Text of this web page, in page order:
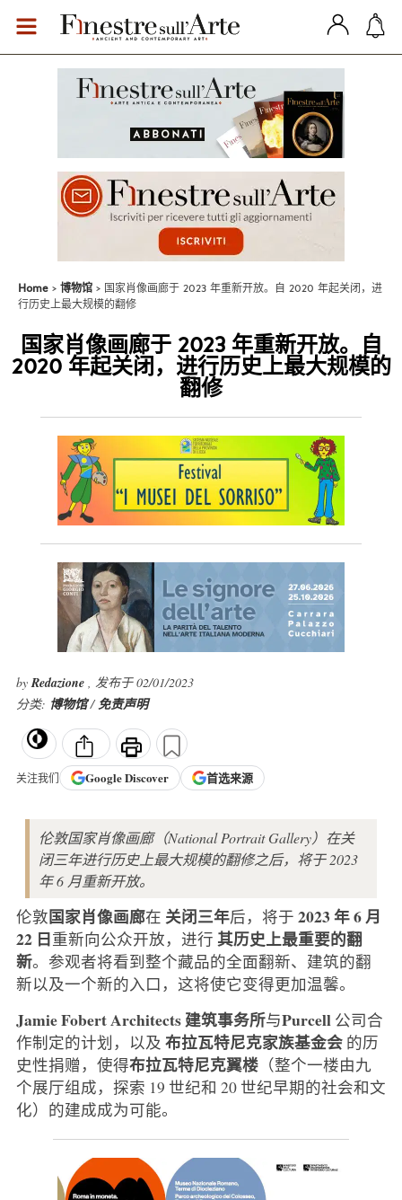
Home 博物馆
国家肖像画廊于 2023 年重新开放。自 2020 年起关闭，进
行历史上最大规模的翻修
国家肖像画廊于 2023 年重新开放。自
2020 年起关闭，进行历史上最大规模的
翻修
byRedazione , 发布于 02/01/2023
分类: 博物馆/免责声明
关注我们 GoogleDiscover 首选来源
伦敦国家肖像画廊（National Portrait Gallery）在关
闭三年进行历史上最大规模的翻修之后，将于 2023
年 6 月重新开放。
伦敦国家肖像画廊在 关闭三年后，将于 2023 年 6 月
22 日重新向公众开放，进行 其历史上最重要的翻
新。参观者将看到整个藏品的全面翻新、建筑的翻
新以及一个新的入口，这将使它变得更加温馨。
Jamie Fobert Architects 建筑事务所与Purcell 公司合
作制定的计划，以及 布拉瓦特尼克家族基金会 的历
史性捐赠，使得布拉瓦特尼克翼楼（整个一楼由九
个展厅组成，探索 19 世纪和 20 世纪早期的社会和文
化）的建成成为可能。